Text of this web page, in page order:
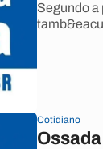
Segundo
Cotidiano